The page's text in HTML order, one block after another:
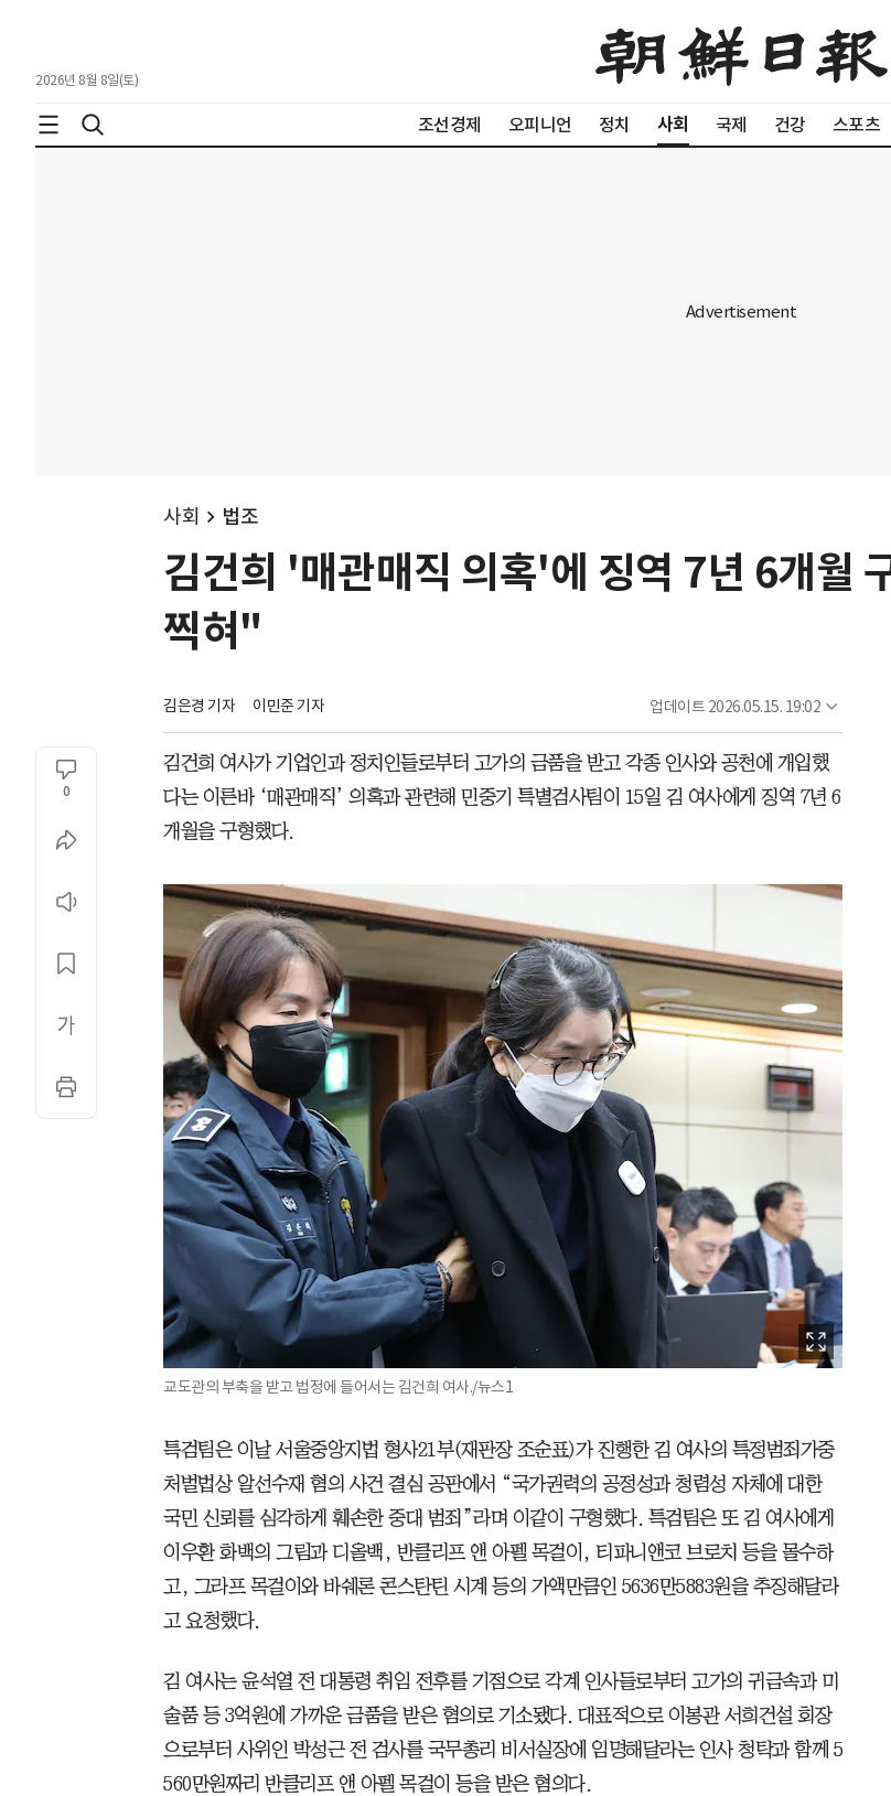
2026년 8월 8일(토)
조선경제 오피니언 정치 사회 국제 건강 스포츠
사회 법조
김건희 '매관매직 의혹'에 징역 7년 6개월
찍혀"
김은경 기자 이민준 기자 업데이트 2026.05.15. 19:02
0
김건희 여사가 기업인과 정치인들로부터 고가의 금품을 받고 각종 인사와 공천에 개입했
다는 이른바 ‘매관매직’ 의혹과 관련해 민중기 특별검사팀이 15일 김 여사에게 징역 7년 6
개월을 구형했다.
교도관의 부축을 받고 법정에 들어서는 김건희 여사./뉴스1
특검팀은 이날 서울중앙지법 형사21부(재판장 조순표)가 진행한 김 여사의 특정범죄가중
처벌법상 알선수재 혐의 사건 결심 공판에서 “국가권력의 공정성과 청렴성 자체에 대한
국민 신뢰를 심각하게 훼손한 중대 범죄”라며 이같이 구형했다. 특검팀은 또 김 여사에게
이우환 화백의 그림과 디올백, 반클리프 앤 아펠 목걸이, 티파니앤코 브로치 등을 몰수하
고, 그라프 목걸이와 바쉐론 콘스탄틴 시계 등의 가액만큼인 5636만5883원을 추징해달라
고 요청했다.
김 여사는 윤석열 전 대통령 취임 전후를 기점으로 각계 인사들로부터 고가의 귀금속과 미
술품 등 3억원에 가까운 금품을 받은 혐의로 기소됐다. 대표적으로 이봉관 서희건설 회장
으로부터 사위인 박성근 전 검사를 국무총리 비서실장에 임명해달라는 인사 청탁과 함께 5
560만원짜리 반클리프 앤 아펠 목걸이 등을 받은 혐의다.